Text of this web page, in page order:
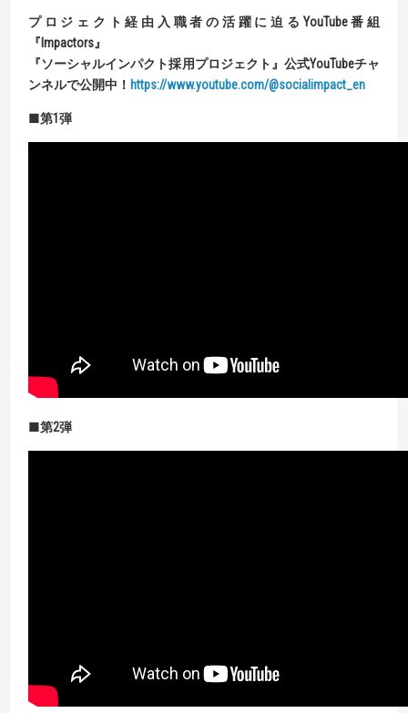
プロジェクト経由入職者の活躍に迫る YouTube番組
『 Impactors』
『ソーシャルインパクト採用プロジェクト』 公式YouTubeチャ
ンネルで公開中！ https://www.youtube.com/@socialimpact_en
■第1 弾
■第2弾